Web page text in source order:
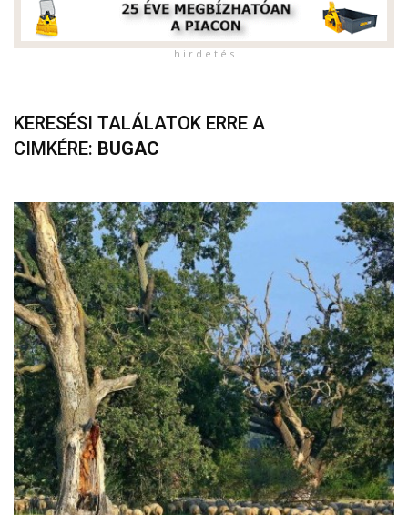
h i r d e t é s
KERESÉSI TALÁLATOK ERRE A
CIMKÉRE: BUGAC